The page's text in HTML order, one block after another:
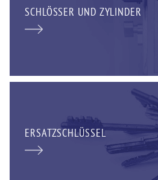
SCHLÖSSER UND ZYLINDER
ERSATZSCHLÜSSEL